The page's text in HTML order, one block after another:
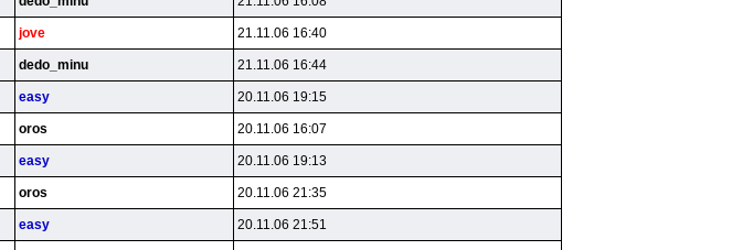
jove 21.11.06 16:40
dedo_minu 21.11.06 16:44
easy 20.11.06 19:15
oros 20.11.06 16:07
easy 20.11.06 19:13
oros 20.11.06 21:35
easy 20.11.06 21:51